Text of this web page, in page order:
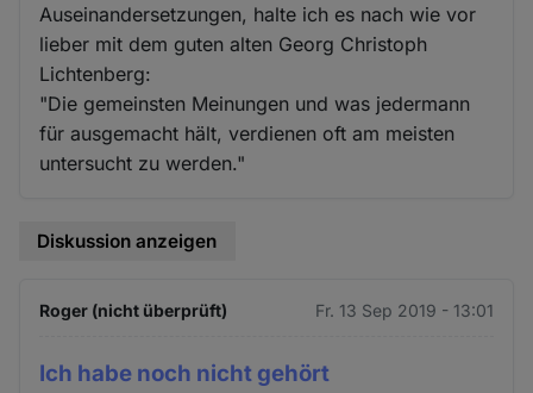
Auseinandersetzungen, halte ich es nach wie vor
lieber mit dem guten alten Georg Christoph
Lichtenberg:
"Die gemeinsten Meinungen und was jedermann
für ausgemacht hält, verdienen oft am meisten
untersucht zu werden."
Diskussion anzeigen
Roger (nicht überprüft) Fr. 13 Sep 2019 - 13:01
Ich habe noch nicht gehört